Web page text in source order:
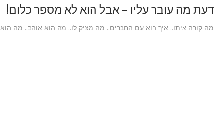
מה עובר עליו – אבל הוא לא מספר כלום!
מה קורה איתו.. איך הוא עם החברים.. מה מציק לו.. מה הוא אוהב.. מה הוא